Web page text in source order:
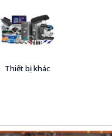
Thiết bị khác